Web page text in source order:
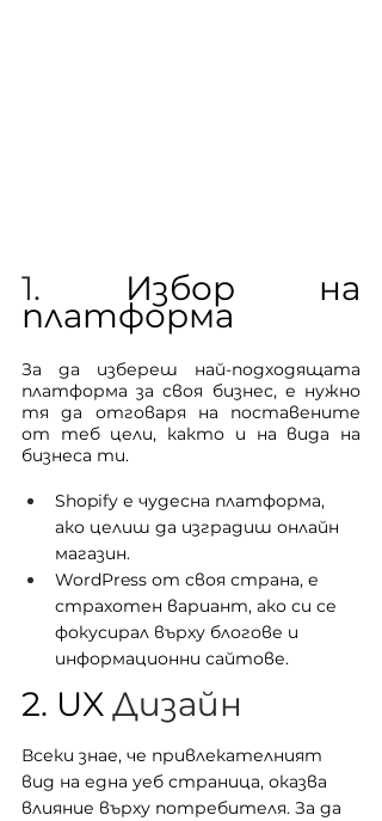
1. Избор на
платформа
За да избереш най-подходящата
платформа за своя бизнес, е нужно
тя да отговаря на поставените
от теб цели, както и на вида на
бизнеса ти.
Shopify е чудесна платформа,
ако целиш да изградиш онлайн
магазин.
WordPress от своя страна, е
страхотен вариант, ако си се
фокусирал върху блогове и
информационни сайтове.
2. UX Дизайн
Всеки знае, че привлекателният
вид на една уеб страница, оказва
влияние върху потребителя. За да